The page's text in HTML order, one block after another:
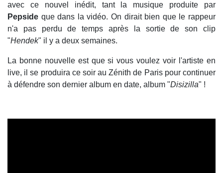
avec ce nouvel inédit, tant la musique produite par
Pepside que dans la vidéo. On dirait bien que le rappeur
n'a pas perdu de temps après la sortie de son clip
"Hendek" il y a deux semaines.
La bonne nouvelle est que si vous voulez voir l'artiste en
live, il se produira ce soir au Zénith de Paris pour continuer
à défendre son dernier album en date, album "Disizilla" !